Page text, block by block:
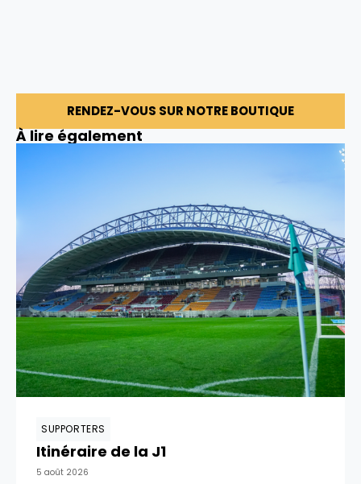
RENDEZ-VOUS SUR NOTRE BOUTIQUE
À lire également
SUPPORTERS
Itinéraire de la J1
5 août 2026